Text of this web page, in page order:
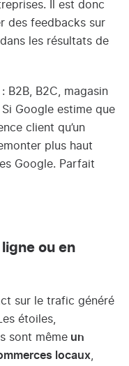
Il est donc
des feedbacks sur
les résultats de
B2B, B2C, magasin
Google estime que
client qu’un
plus haut
Google. Parfait
ou en
sur le trafic généré
étoiles,
sont même un
locaux